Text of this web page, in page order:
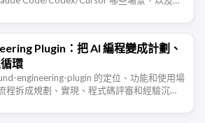
Plugin：把 AI 編程變成計劃、
環
engineering-plugin 的定位、功能和使用場
程拆成規劃、實現、程式碼評審和經驗沉